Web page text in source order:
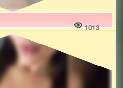
1013